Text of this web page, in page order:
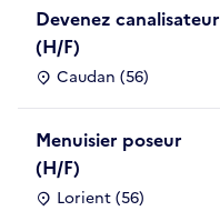
Devenez canalisateur
(H/F)
Caudan (56)
Menuisier poseur
(H/F)
Lorient (56)